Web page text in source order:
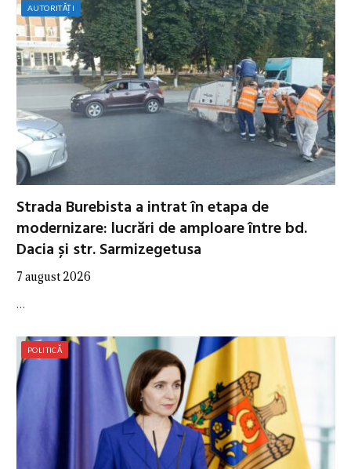
AUTORITĂȚI
Strada Burebista a intrat în etapa de
modernizare: lucrări de amploare între bd.
Dacia și str. Sarmizegetusa
7 august 2026
…
POLITICĂ